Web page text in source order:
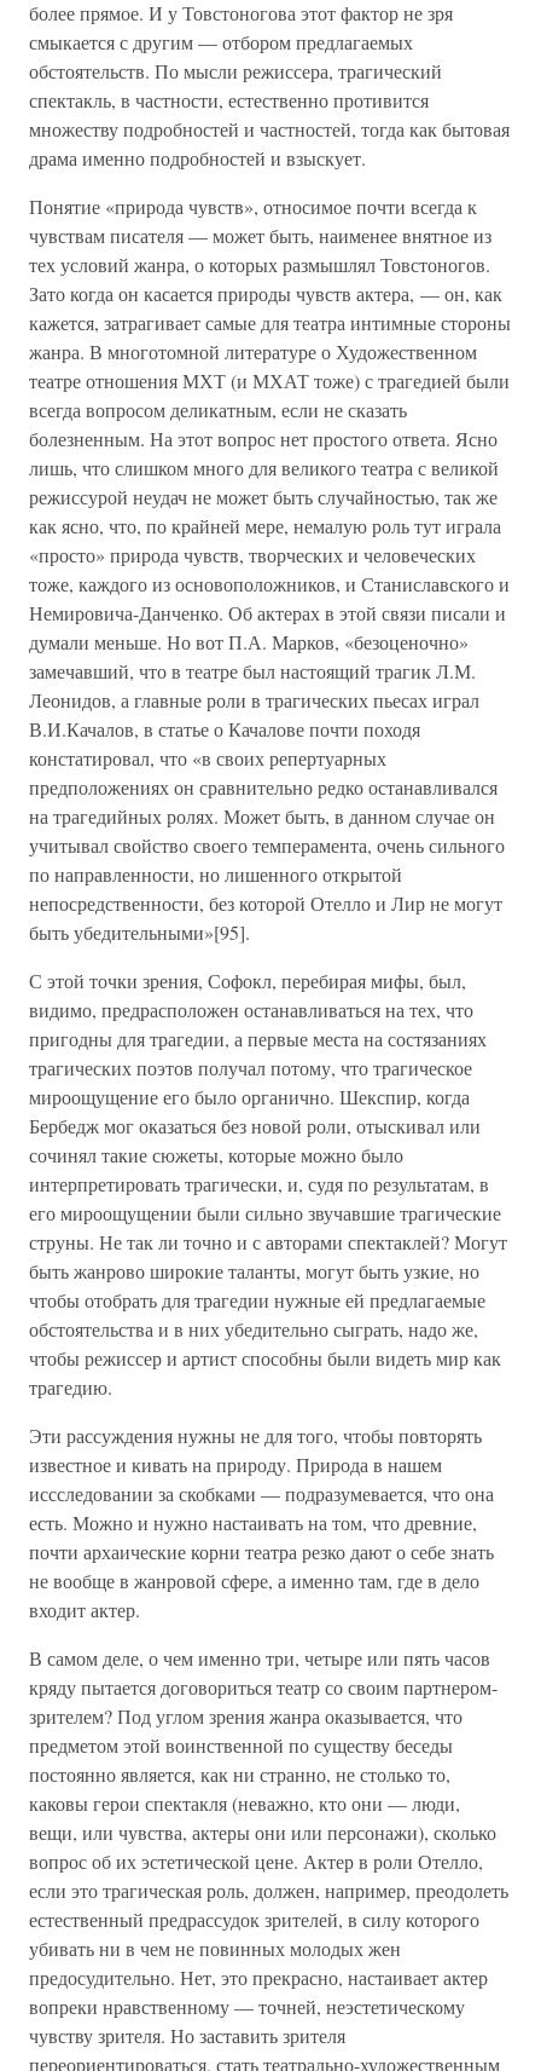
более прямое. И у Товстоногова этот фактор не зря
смыкается с другим — отбором предлагаемых
обстоятельств. По мысли режиссера, трагический
спектакль, в частности, естественно противится
множеству подробностей и частностей, тогда как бытовая
драма именно подробностей и взыскует.
Понятие «природа чувств», относимое почти всегда к
чувствам писателя — может быть, наименее внятное из
тех условий жанра, о которых размышлял Товстоногов.
Зато когда он касается природы чувств актера, — он, как
кажется, затрагивает самые для театра интимные стороны
жанра. В многотомной литературе о Художественном
театре отношения МХТ (и МХАТ тоже) с трагедией были
всегда вопросом деликатным, если не сказать
болезненным. На этот вопрос нет простого ответа. Ясно
лишь, что слишком много для великого театра с великой
режиссурой неудач не может быть случайностью, так же
как ясно, что, по крайней мере, немалую роль тут играла
«просто» природа чувств, творческих и человеческих
тоже, каждого из основоположников, и Станиславского и
Немировича-Данченко. Об актерах в этой связи писали и
думали меньше. Но вот П.А. Марков, «безоценочно»
замечавший, что в театре был настоящий трагик Л.М.
Леонидов, а главные роли в трагических пьесах играл
В.И.Качалов, в статье о Качалове почти походя
констатировал, что «в своих репертуарных
предположениях он сравнительно редко останавливался
на трагедийных ролях. Может быть, в данном случае он
учитывал свойство своего темперамента, очень сильного
по направленности, но лишенного открытой
непосредственности, без которой Отелло и Лир не могут
быть убедительными»[95].
С этой точки зрения, Софокл, перебирая мифы, был,
видимо, предрасположен останавливаться на тех, что
пригодны для трагедии, а первые места на состязаниях
трагических поэтов получал потому, что трагическое
мироощущение его было органично. Шекспир, когда
Бербедж мог оказаться без новой роли, отыскивал или
сочинял такие сюжеты, которые можно было
интерпретировать трагически, и, судя по результатам, в
его мироощущении были сильно звучавшие трагические
струны. Не так ли точно и с авторами спектаклей? Могут
быть жанрово широкие таланты, могут быть узкие, но
чтобы отобрать для трагедии нужные ей предлагаемые
обстоятельства и в них убедительно сыграть, надо же,
чтобы режиссер и артист способны были видеть мир как
трагедию.
Эти рассуждения нужны не для того, чтобы повторять
известное и кивать на природу. Природа в нашем
иссследовании за скобками — подразумевается, что она
есть. Можно и нужно настаивать на том, что древние,
почти архаические корни театра резко дают о себе знать
не вообще в жанровой сфере, а именно там, где в дело
входит актер.
В самом деле, о чем именно три, четыре или пять часов
кряду пытается договориться театр со своим партнером-
зрителем? Под углом зрения жанра оказывается, что
предметом этой воинственной по существу беседы
постоянно является, как ни странно, не столько то,
каковы герои спектакля (неважно, кто они — люди,
вещи, или чувства, актеры они или персонажи), сколько
вопрос об их эстетической цене. Актер в роли Отелло,
если это трагическая роль, должен, например, преодолеть
естественный предрассудок зрителей, в силу которого
убивать ни в чем не повинных молодых жен
предосудительно. Нет, это прекрасно, настаивает актер
вопреки нравственному — точней, неэстетическому
чувству зрителя. Но заставить зрителя
переориентироваться, стать театрально-художественным